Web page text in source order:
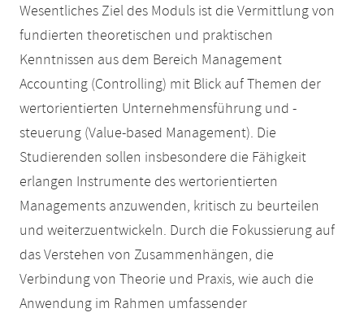
Wesentliches Ziel des Moduls ist die Vermittlung von
fundierten theoretischen und praktischen
Kenntnissen aus dem Bereich Management
Accounting (Controlling) mit Blick auf Themen der
wertorientierten Unternehmensführung und -
steuerung (Value-based Management). Die
Studierenden sollen insbesondere die Fähigkeit
erlangen Instrumente des wertorientierten
Managements anzuwenden, kritisch zu beurteilen
und weiterzuentwickeln. Durch die Fokussierung auf
das Verstehen von Zusammenhängen, die
Verbindung von Theorie und Praxis, wie auch die
Anwendung im Rahmen umfassender